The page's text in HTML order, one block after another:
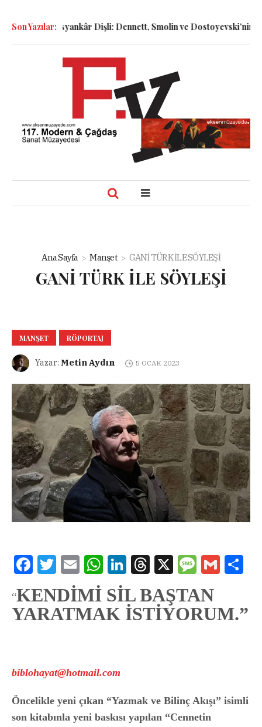
Son Yazılar:
İsyankâr Dişli: Dennett, Smolin ve Dostoyevski’nin İzinde
Ana Sayfa Manşet GANİ TÜRK İLE SÖYLEŞİ
GANİ TÜRK İLE SÖYLEŞİ
MANŞET RÖPORTAJ
Yazar: Metin Aydın 5 OCAK 2023
FacebookTwitterEmail WhatsAppLinkedInThreads
X Message
Gmail
“KENDİMİ SİL BAŞTAN
YARATMAK İSTİYORUM.”
biblohayat@hotmail.com
Öncelikle yeni çıkan “Yazmak ve Bilinç Akışı” isimli
son kitabınla yeni baskısı yapılan “Cennetin